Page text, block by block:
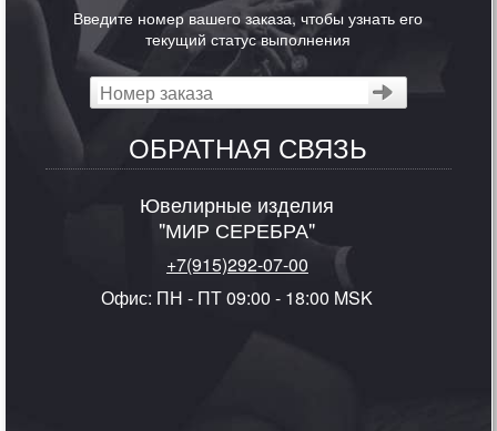
Введите номер вашего заказа, чтобы узнать его
текущий статус выполнения
ОБРАТНАЯ СВЯЗЬ
Ювелирные изделия
"МИР СЕРЕБРА"
+7(915)292-07-00
Офис: ПН - ПТ 09:00 - 18:00 MSK